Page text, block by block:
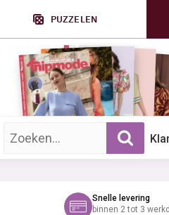
PUZZELEN
Zoek op trefwoord:
Snelle levering
binnen 2 tot 3